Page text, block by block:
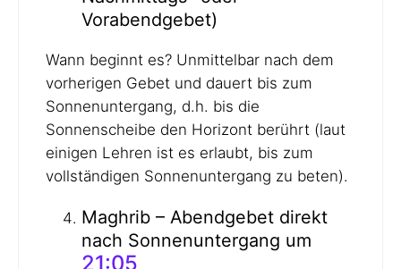
Vorabendgebet)
Wann beginnt es? Unmittelbar nach dem
vorherigen Gebet und dauert bis zum
Sonnenuntergang, d.h. bis die
Sonnenscheibe den Horizont berührt (laut
einigen Lehren ist es erlaubt, bis zum
vollständigen Sonnenuntergang zu beten).
Maghrib – Abendgebet direkt
nach Sonnenuntergang um
21:05